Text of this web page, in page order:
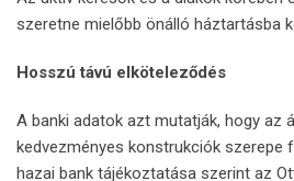
szeretne mielőbb önálló háztartásba
Hosszú távú elköteleződés
A banki adatok azt mutatják, hogy az
kedvezményes konstrukciók szerepe
hazai bank tájékoztatása szerint az